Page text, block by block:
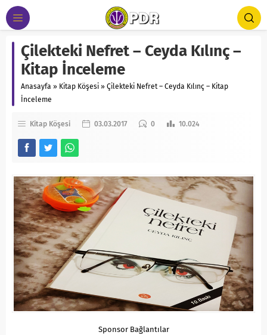
Çilekteki Nefret – Ceyda Kılınç –
Kitap İnceleme
Anasayfa » Kitap Köşesi » Çilekteki Nefret – Ceyda Kılınç – Kitap
İnceleme
Kitap Köşesi 03.03.2017 0 10.024
Sponsor Bağlantılar